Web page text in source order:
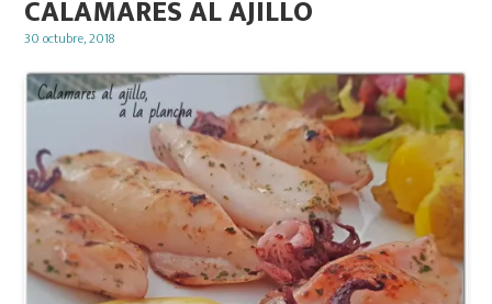
CALAMARES AL AJILLO
Posted
30 octubre, 2018